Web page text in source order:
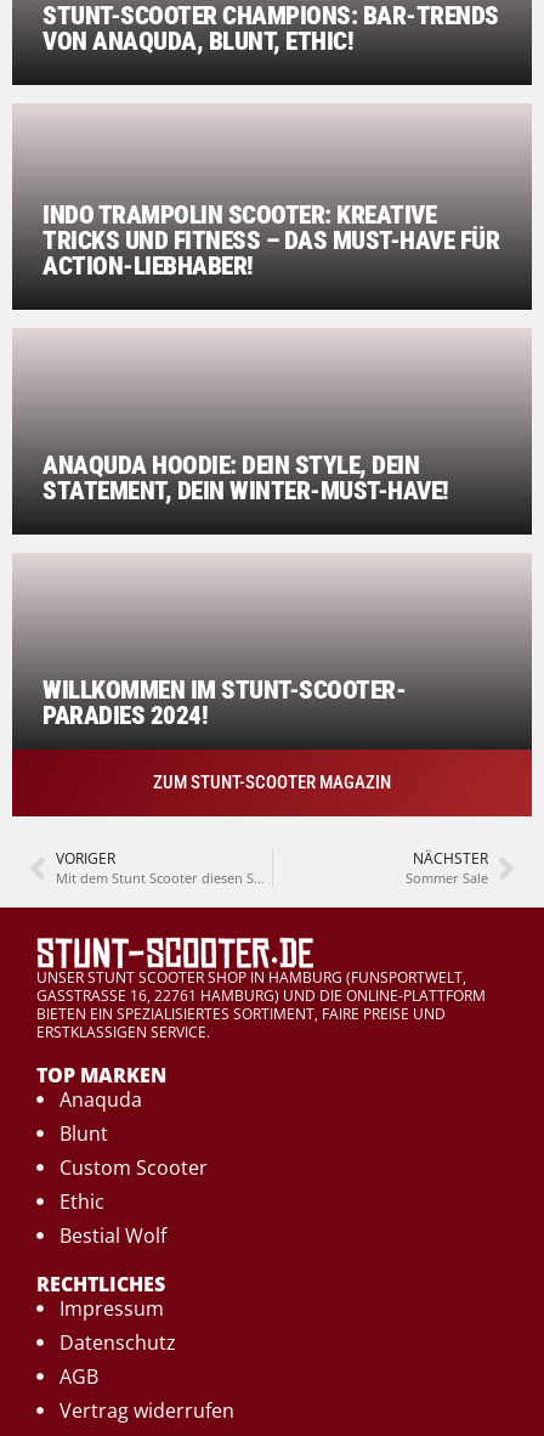
STUNT-SCOOTER CHAMPIONS: BAR-TRENDS
VON ANAQUDA, BLUNT, ETHIC!
INDO TRAMPOLIN SCOOTER: KREATIVE
TRICKS UND FITNESS – DAS MUST-HAVE FÜR
ACTION-LIEBHABER!
ANAQUDA HOODIE: DEIN STYLE, DEIN
STATEMENT, DEIN WINTER-MUST-HAVE!
WILLKOMMEN IM STUNT-SCOOTER-
PARADIES 2024!
ZUM STUNT-SCOOTER MAGAZIN
VORIGER
Mit dem Stunt Scooter diesen Sommer durchstarten!
NÄCHSTER
Sommer Sale
UNSER STUNT SCOOTER SHOP IN HAMBURG (FUNSPORTWELT,
GASSTRASSE 16, 22761 HAMBURG) UND DIE ONLINE-PLATTFORM
BIETEN EIN SPEZIALISIERTES SORTIMENT, FAIRE PREISE UND
ERSTKLASSIGEN SERVICE.
TOP MARKEN
Anaquda
Blunt
Custom Scooter
Ethic
Bestial Wolf
RECHTLICHES
Impressum
Datenschutz
AGB
Vertrag widerrufen